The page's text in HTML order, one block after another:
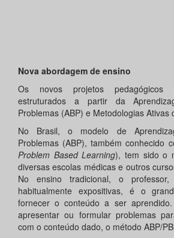
Nova abordagem de ensino
Os novos projetos pedagógicos
estruturados a partir da
Problemas (ABP) e Metodologias Ativas
No Brasil, o modelo de
Problemas (ABP), também conhecido
Problem Based Learning), tem sido o
diversas escolas médicas e outros
No ensino tradicional, o
habitualmente expositivas, é o
fornecer o conteúdo a ser
apresentar ou formular problemas
com o conteúdo dado, o método ABP/